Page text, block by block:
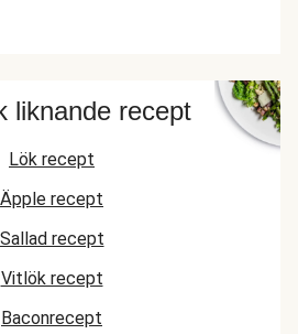
liknande recept
Lök recept
Äpple recept
Sallad recept
Vitlök recept
Baconrecept